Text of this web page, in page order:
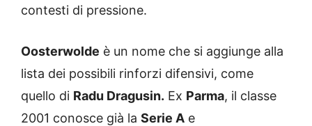
contesti di pressione.
Oosterwolde è un nome che si aggiunge alla
lista dei possibili rinforzi difensivi, come
quello di Radu Dragusin. Ex Parma, il classe
2001 conosce già la Serie A e